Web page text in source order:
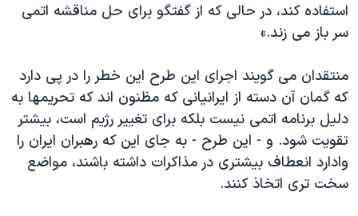
استفاده کند، در حالی که از گفتگو برای حل مناقشه اتمی
سر باز می زند.»
منتقدان می گویند اجرای این طرح این خطر را در پی دارد
که گمان آن دسته از ایرانیانی که مظنون اند که تحریمها به
دلیل برنامه اتمی نیست بلکه برای تغییر رژیم است، بیشتر
تقویت شود. و - این طرح - به جای این که رهبران ایران را
وادارد انعطاف بیشتری در مذاکرات داشته باشند، مواضع
سخت تری اتخاذ کنند.